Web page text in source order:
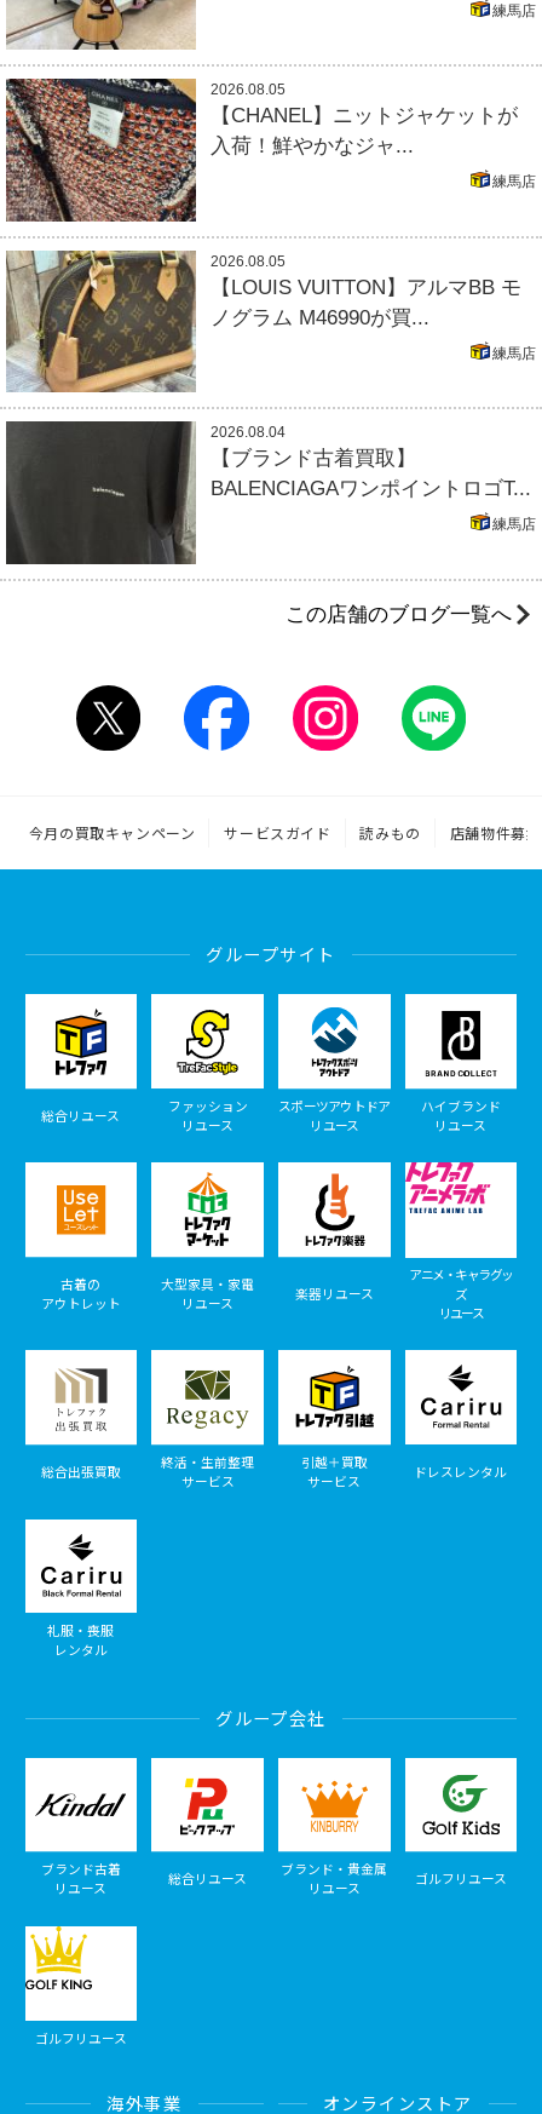
練馬店
2026.08.05
【CHANEL】ニットジャケットが
入荷！鮮やかなジャ...
練馬店
2026.08.05
【LOUIS VUITTON】アルマBB モ
ノグラム M46990が買...
練馬店
2026.08.04
【ブランド古着買取】
BALENCIAGAワンポイントロゴT...
練馬店
この店舗のブログ一覧へ
今月の買取キャンペーン サービスガイド 読みもの 店舗物件募集
グループサイト
総合リユース
ファッション
リユース
スポーツアウトドア
リユース
ハイブランド
リユース
古着の
アウトレット
大型家具・家電
リユース
楽器リユース
アニメ・キャラグッ
ズ
リユース
総合出張買取
終活・生前整理
サービス
引越＋買取
サービス
ドレスレンタル
礼服・喪服
レンタル
グループ会社
ブランド古着
リユース
総合リユース
ブランド・貴金属
リユース
ゴルフリユース
ゴルフリユース
海外事業 オンラインストア